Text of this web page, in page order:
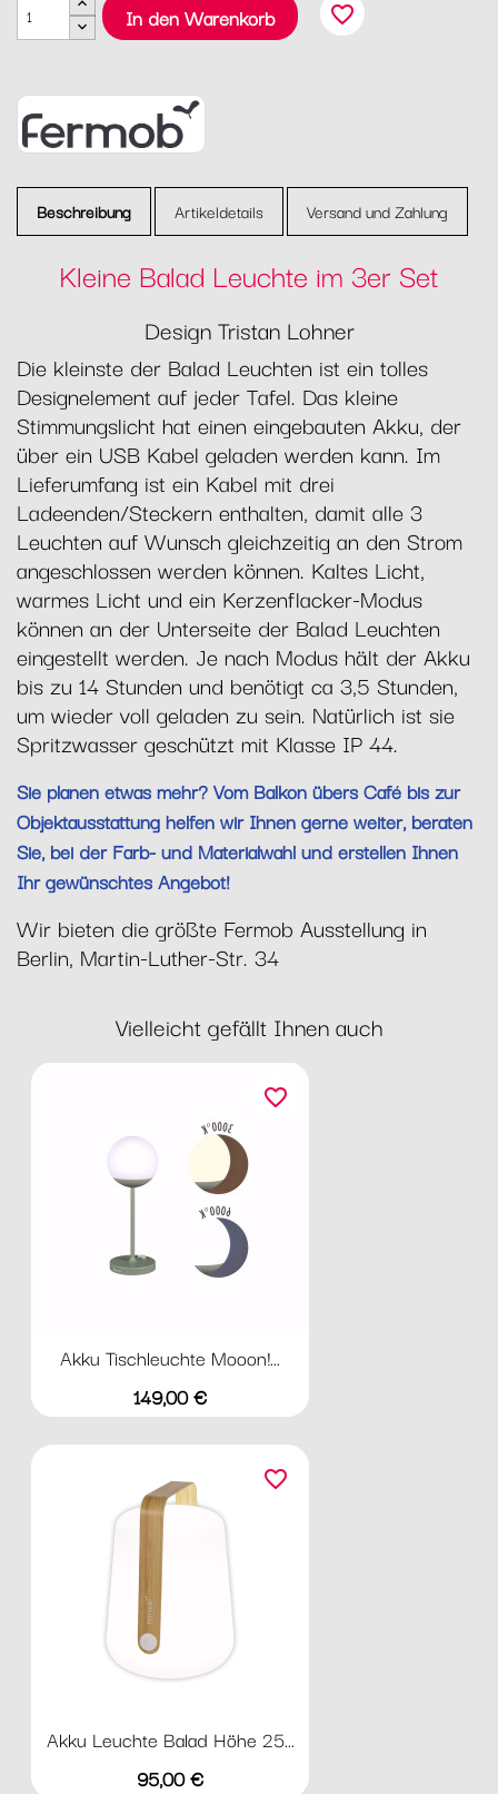
In den Warenkorb
favorite_border
Beschreibung Artikeldetails Versand und Zahlung
Kleine Balad Leuchte im 3er Set
Design Tristan Lohner
Die kleinste der Balad Leuchten ist ein tolles
Designelement auf jeder Tafel. Das kleine
Stimmungslicht hat einen eingebauten Akku, der
über ein USB Kabel geladen werden kann. Im
Lieferumfang ist ein Kabel mit drei
Ladeenden/Steckern enthalten, damit alle 3
Leuchten auf Wunsch gleichzeitig an den Strom
angeschlossen werden können. Kaltes Licht,
warmes Licht und ein Kerzenflacker-Modus
können an der Unterseite der Balad Leuchten
eingestellt werden. Je nach Modus hält der Akku
bis zu 14 Stunden und benötigt ca 3,5 Stunden,
um wieder voll geladen zu sein. Natürlich ist sie
Spritzwasser geschützt mit Klasse IP 44.
Sie planen etwas mehr? Vom Balkon übers Café bis zur
Objektausstattung helfen wir Ihnen gerne weiter, beraten
Sie, bei der Farb- und Materialwahl und erstellen Ihnen
Ihr gewünschtes Angebot!
Wir bieten die größte Fermob Ausstellung in
Berlin, Martin-Luther-Str. 34
Vielleicht gefällt Ihnen auch
Akku Tischleuchte Mooon!...
Preis
149,00 €
favorite_border
Akku Leuchte Balad Höhe 25...
Preis
95,00 €
favorite_border